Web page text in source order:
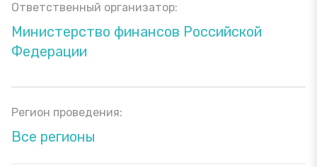
Ответственный организатор:
Министерство финансов Российской
Федерации
Регион проведения:
Все регионы